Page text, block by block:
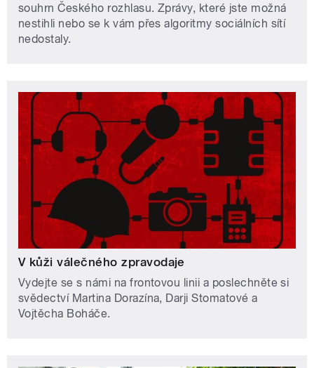
souhrn Českého rozhlasu. Zprávy, které jste možná
nestihli nebo se k vám přes algoritmy sociálních sítí
nedostaly.
V kůži válečného zpravodaje
Vydejte se s námi na frontovou linii a poslechněte si
svědectví Martina Dorazína, Darji Stomatové a
Vojtěcha Boháče.